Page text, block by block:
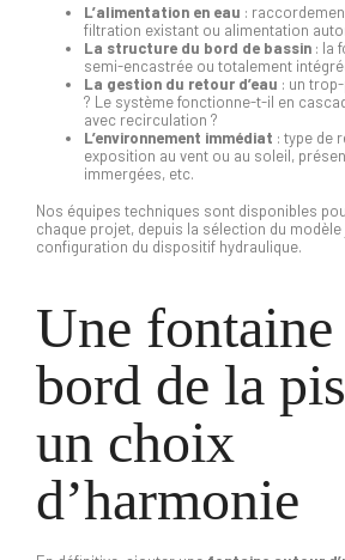
L’alimentation en eau :
filtration existant ou alimentation
La structure du bord de bassin : la
semi-encastrée ou totalement
La gestion du retour d’eau : un
? Le système fonctionne-t-il en
avec recirculation ?
L’environnement immédiat : type de
exposition au vent ou au soleil,
immergées, etc.
Nos équipes techniques sont disponibles
chaque projet, depuis la sélection du modèle
configuration du dispositif hydraulique.
Une fontaine
bord de la
un choix
d’harmonie